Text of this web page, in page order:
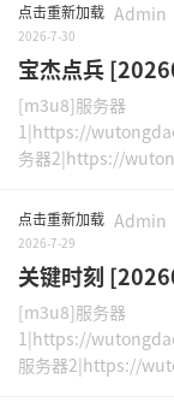
点击重新加载 Admin
2026-7-30
宝杰点兵
[m3u8]服务器
1|https://
务器2|https://
点击重新加载 Admin
2026-7-29
关键时刻
[m3u8]服务器
1|https://
服务器2|https://